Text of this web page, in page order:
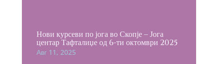
Нови курсеви по јога во Скопје – Јога
центар Тафталиџе од 6-ти октомври 2025
Авг 11, 2025